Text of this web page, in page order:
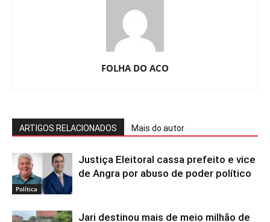
FOLHA DO ACO
ARTIGOS RELACIONADOS Mais do autor
Política
Justiça Eleitoral cassa prefeito e vice
de Angra por abuso de poder político
Jari destinou mais de meio milhão de